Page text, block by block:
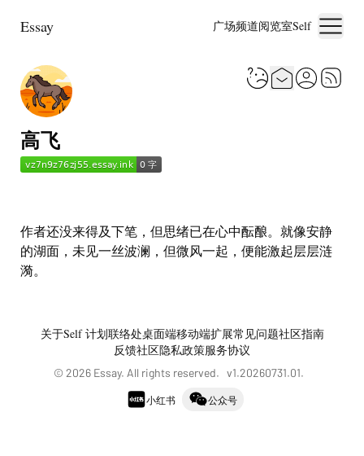
Essay 广场频道阅览室Self
高飞
作者还没来得及下笔，但思绪已在心中酝酿。就像安静
的湖面，未见一丝波澜，但微风一起，便能激起层层涟
漪。
关于Self 计划联络处桌面端移动端扩展常见问题社区指南
反馈社区隐私政策服务协议
© 2026 Essay. All rights reserved. v1.20260731.01.
小红书 公众号